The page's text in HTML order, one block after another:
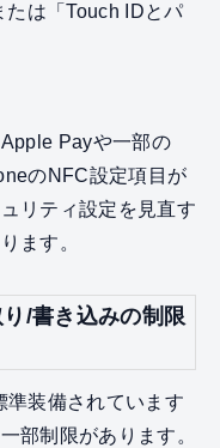
たは「Touch IDとパ
Payや一部の
のNFC設定項目が
リティ設定を見直す
ます。
/書き込みの制限
装備されています
部制限があります。